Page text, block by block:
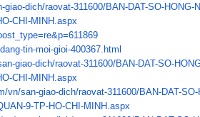
giao-dich/raovat-311600/BAN-DAT-SO-HONG-
CHI-MINH.aspx
type=re&p=611869
tin-moi-gioi-400367.html
giao-dich/raovat-311600/BAN-DAT-SO-
CHI-MINH.aspx
vn/san-giao-dich/raovat-311600/BAN-DAT-
9-TP-HO-CHI-MINH.aspx